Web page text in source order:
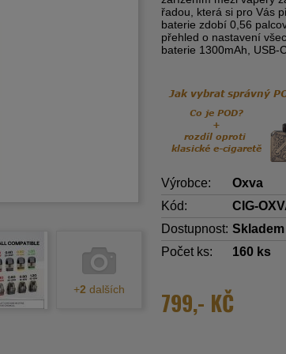
+2 dalších
řadou, která si pro Vás
baterie zdobí 0,56
přehled o nastavení
baterie 1300mAh, USB-
Výrobce:
Oxva
Kód:
CIG-
Dostupnost: Skladem
Počet ks:
160 ks
799,- KČ